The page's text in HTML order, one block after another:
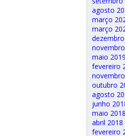
agosto
março
março
maio 2019
fevereiro
outubro
agosto
junho
maio 2018
abril 2018
fevereiro